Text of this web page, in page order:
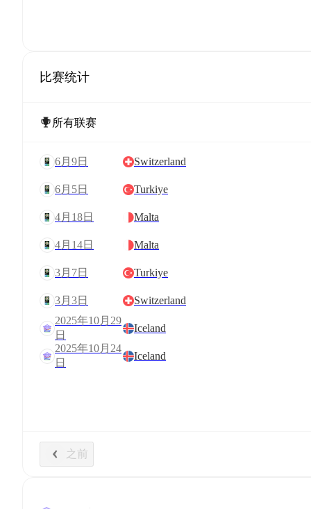
比赛统计
6月9日 Switzerland
6月5日 Turkiye
4月18日 Malta
4月14日 Malta
3月7日 Turkiye
3月3日
Switzerland
2025年10月29
日
Iceland
2025年10月24
日
Iceland
之前